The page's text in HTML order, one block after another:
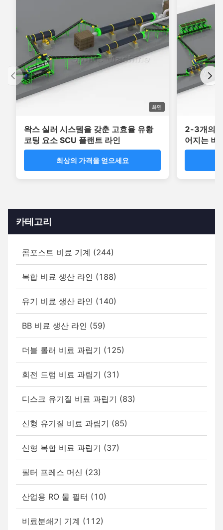
화면
왁스 실러 시스템을 갖춘 고효율 유황
코팅 요소 SCU 플랜트 라인
최상의 가격을 얻으세요
2-3개의
어지는 비
는 드럼 코
카테고리
콤포스트 비료 기계 (244)
복합 비료 생산 라인 (188)
유기 비료 생산 라인 (140)
BB 비료 생산 라인 (59)
더블 롤러 비료 과립기 (125)
회전 드럼 비료 과립기 (31)
디스크 유기질 비료 과립기 (83)
신형 유기질 비료 과립기 (85)
신형 복합 비료 과립기 (37)
필터 프레스 머신 (23)
산업용 RO 물 필터 (10)
비료분쇄기 기계 (112)